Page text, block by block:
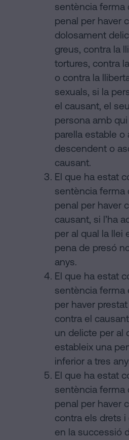
sentència ferma
penal per haver
dolosament
greus, contra la
tortures, contra
o contra la
sexuals, si la
el causant, el
persona amb
parella estable o
descendent o
causant.
El que ha estat
sentència ferma
penal per haver
causant, si l’ha
per al qual la llei
pena de presó
anys.
El que ha estat
sentència ferma
per haver
contra el
un delicte per al
estableix una
inferior a tres
El que ha estat
sentència ferma
penal per haver
contra els drets i
en la successió